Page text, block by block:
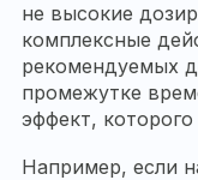
не высокие
комплексные
рекомендуемых
промежутке
эффект,
Например, если